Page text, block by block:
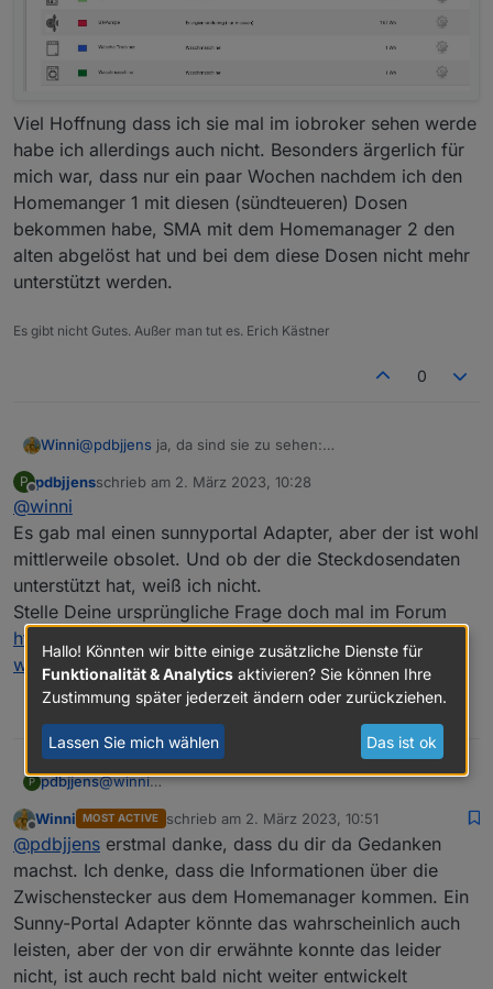
Viel Hoffnung dass ich sie mal im iobroker sehen werde
habe ich allerdings auch nicht. Besonders ärgerlich für
mich war, dass nur ein paar Wochen nachdem ich den
Homemanger 1 mit diesen (sündteueren) Dosen
bekommen habe, SMA mit dem Homemanager 2 den
alten abgelöst hat und bei dem diese Dosen nicht mehr
unterstützt werden.
Es gibt nicht Gutes. Außer man tut es. Erich Kästner
0
Winni@pdbjjens ja, da sind sie zu sehen:
Viel Hoffnung dass ich sie mal im iobroker sehen werde
habe ich allerdings auch nicht. Besonders ärgerlich für
mich war, dass nur ein paar Wochen nachdem ich den
Homemanger 1 mit diesen (sündteueren) Dosen
alten abgelöst hat und bei dem diese Dosen nicht mehr
unterstützt werden.
P
Offline
pdbjjensschrieb am 2. März 2023, 10:28
zuletzt editiert von
@winni
Es gab mal einen sunnyportal Adapter, aber der ist wohl
mittlerweile obsolet. Und ob der die Steckdosendaten
unterstützt hat, weiß ich nicht.
Stelle Deine ursprüngliche Frage doch mal im Forum
https://forum.iobroker.net/topic/1100/sma-
wechselrichterVielleicht hat dort jemand eine Idee.
P pdbjjens@winni
wohl mittlerweile obsolet. Und ob der die
Steckdosendaten unterstützt hat, weiß ich nicht.
Stelle Deine ursprüngliche Frage doch mal im Forum
https://forum.iobroker.net/topic/1100/sma-
wechselrichterVielleicht hat dort jemand eine Idee.
Offline
Winni MOST ACTIVE schrieb am 2. März 2023, 10:51
zuletzt editiert von
@pdbjjens erstmal danke, dass du dir da Gedanken
machst. Ich denke, dass die Informationen über die
Zwischenstecker aus dem Homemanager kommen. Ein
Sunny-Portal Adapter könnte das wahrscheinlich auch
leisten, aber der von dir erwähnte konnte das leider
nicht, ist auch recht bald nicht weiter entwickelt
Hallo! Könnten wir bitte einige zusätzliche Dienste für
Funktionalität & Analytics aktivieren? Sie können Ihre
Zustimmung später jederzeit ändern oder zurückziehen.
Lassen Sie mich wählen Das ist ok